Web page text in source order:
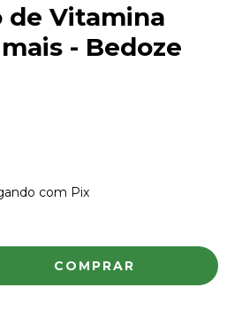
de Vitamina
- Bedoze
com Pix